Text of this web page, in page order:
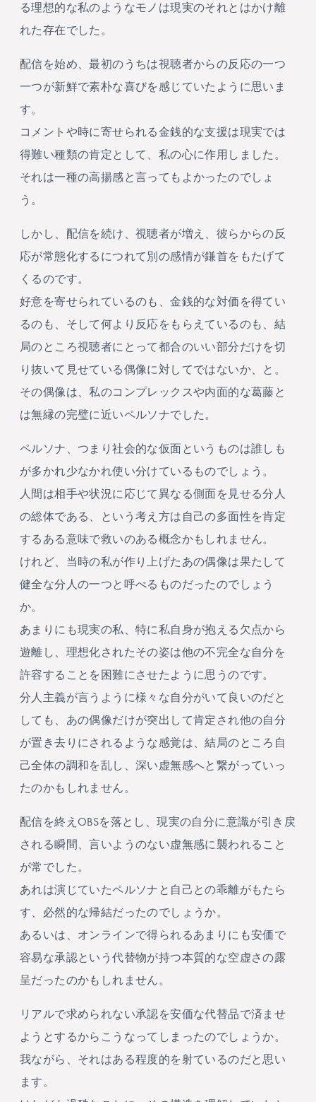
る理想的な私のようなモノは現実のそれとはかけ離
れた存在でした。
配信を始め、最初のうちは視聴者からの反応の一つ
一つが新鮮で素朴な喜びを感じていたように思いま
す。
コメントや時に寄せられる金銭的な支援は現実では
得難い種類の肯定として、私の心に作用しました。
それは一種の高揚感と言ってもよかったのでしょ
う。
しかし、配信を続け、視聴者が増え、彼らからの反
応が常態化するにつれて別の感情が鎌首をもたげて
くるのです。
好意を寄せられているのも、金銭的な対価を得てい
るのも、そして何より反応をもらえているのも、結
局のところ視聴者にとって都合のいい部分だけを切
り抜いて見せている偶像に対してではないか、と。
その偶像は、私のコンプレックスや内面的な葛藤と
は無縁の完璧に近いペルソナでした。
ペルソナ、つまり社会的な仮面というものは誰しも
が多かれ少なかれ使い分けているものでしょう。
人間は相手や状況に応じて異なる側面を見せる分人
の総体である、という考え方は自己の多面性を肯定
するある意味で救いのある概念かもしれません。
けれど、当時の私が作り上げたあの偶像は果たして
健全な分人の一つと呼べるものだったのでしょう
か。
あまりにも現実の私、特に私自身が抱える欠点から
遊離し、理想化されたその姿は他の不完全な自分を
許容することを困難にさせたように思うのです。
分人主義が言うように様々な自分がいて良いのだと
しても、あの偶像だけが突出して肯定され他の自分
が置き去りにされるような感覚は、結局のところ自
己全体の調和を乱し、深い虚無感へと繋がっていっ
たのかもしれません。
配信を終えOBSを落とし、現実の自分に意識が引き戻
される瞬間、言いようのない虚無感に襲われること
が常でした。
あれは演じていたペルソナと自己との乖離がもたら
す、必然的な帰結だったのでしょうか。
あるいは、オンラインで得られるあまりにも安価で
容易な承認という代替物が持つ本質的な空虚さの露
呈だったのかもしれません。
リアルで求められない承認を安価な代替品で済ませ
ようとするからこうなってしまったのでしょうか。
我ながら、それはある程度的を射ているのだと思い
ます。